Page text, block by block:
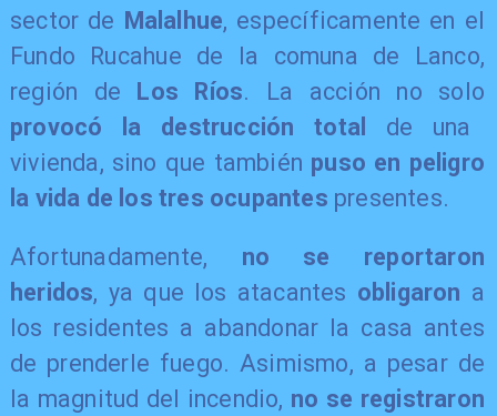
sector de Malalhue, específicamente en el
Fundo Rucahue de la comuna de Lanco,
región de Los Ríos. La acción no solo
provocó la destrucción total de una
vivienda, sino que también puso en peligro
la vida de los tres ocupantes presentes.
Afortunadamente, no se reportaron
heridos, ya que los atacantes obligaron a
los residentes a abandonar la casa antes
de prenderle fuego. Asimismo, a pesar de
la magnitud del incendio, no se registraron